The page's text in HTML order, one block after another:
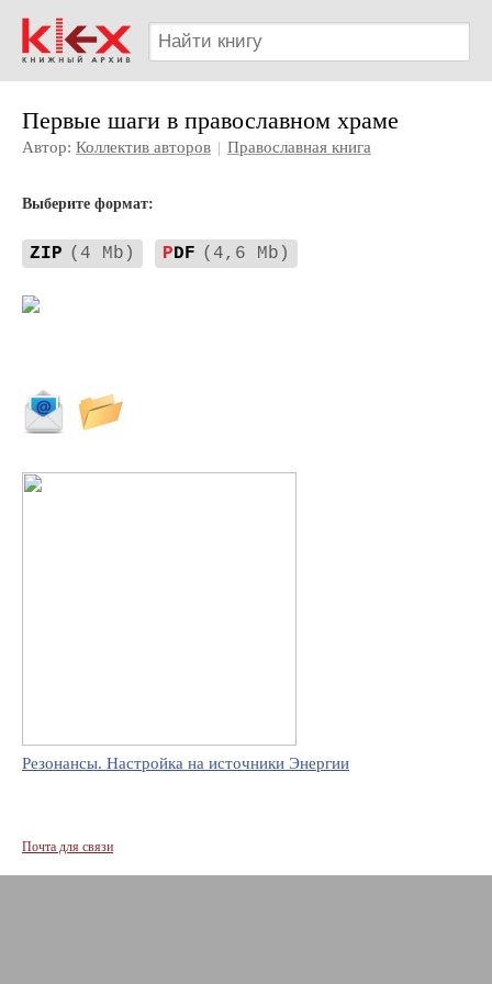
Первые шаги в православном храме
Автор: Коллектив авторов | Православная книга
Выберите формат:
ZIP (4 Mb) PDF (4,6 Mb)
Резонансы. Настройка на источники Энергии
Почта для связи